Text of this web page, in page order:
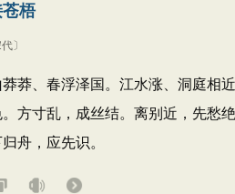
苍梧
〕
莽、春浮泽国。江水涨、洞庭相
方寸乱，成丝结。离别近，先愁
舟，应先识。